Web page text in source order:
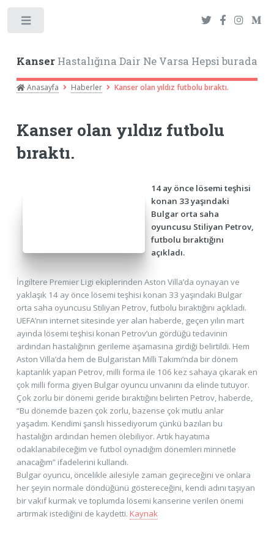
KanserHastalığına Dair Ne Varsa Hepsi burada
Anasayfa Haberler Kanser olan yıldız futbolu bıraktı.
Kanser olan yıldız futbolu
bıraktı.
14 ay önce lösemi teşhisi
konan 33 yaşındaki
Bulgar orta saha
oyuncusu Stiliyan Petrov,
futbolu bıraktığını
açıkladı.
İngiltere Premier Ligi ekiplerinden Aston Villa’da oynayan ve
yaklaşık 14 ay önce lösemi teşhisi konan 33 yaşındaki Bulgar
orta saha oyuncusu Stiliyan Petrov, futbolu bıraktığını açıkladı.
UEFA’nın internet sitesinde yer alan haberde, geçen yılın mart
ayında lösemi teşhisi konan Petrov’un gördüğü tedavinin
ardından hastalığının gerileme aşamasına girdiği belirtildi. Hem
Aston Villa’da hem de Bulgaristan Milli Takımı’nda bir dönem
kaptanlık yapan Petrov, milli forma ile 106 kez sahaya çıkarak en
çok milli forma giyen Bulgar oyuncu unvanını da elinde tutuyor.
Çok zorlu bir dönemi geride bıraktığını belirten Petrov, haberde,
“Bu dönemde bazen çok zorlu, bazense çok mutlu anlar
yaşadım. Kendimi şanslı hissediyorum çünkü bazıları bu
hastalığın ardından hemen ölebiliyor. Artık hayatıma
odaklanabileceğim ve futbol oynadığım dönemleri minnetle
anacağım” ifadelerini kullandı.
Bulgar oyuncu, öncelikle ailesiyle zaman geçireceğini ve onlara
her şeyin normale döndüğünü göstereceğini, kendi adını taşıyan
bir vakıf kurmak ve toplumda lösemi kanserine verilen önemi
artırmak istediğini de kaydetti. Kaynak